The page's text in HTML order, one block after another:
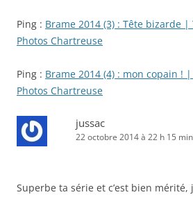
Ping : Brame 2014 (3) : Tête bizarde |
Photos Chartreuse
Ping : Brame 2014 (4) : mon copain !
Photos Chartreuse
jussac
22 octobre 2014 à 22 h 15 min
Superbe ta série et c’est bien mérité,